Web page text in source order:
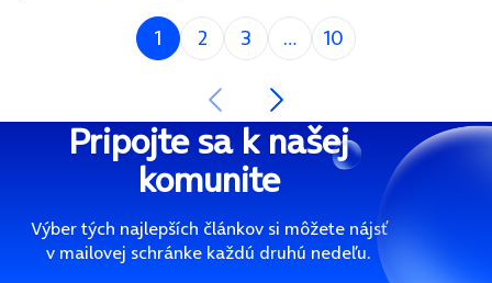
Predchádzajúca strana
Si na strane
1 2 3 10
Nasledujúca strana
Pripojte sa k našej
komunite
Výber tých najlepších článkov si môžete nájsť
v mailovej schránke každú druhú nedeľu.